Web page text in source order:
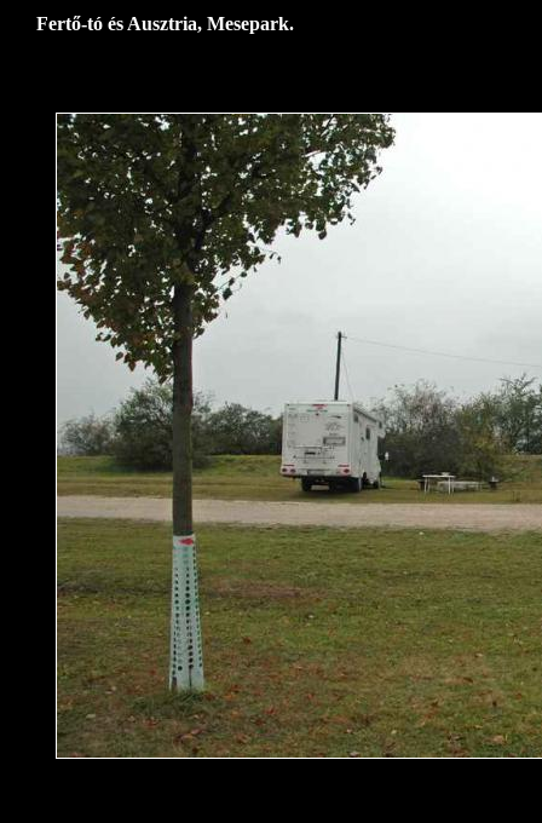
Fertő-tó és Ausztria, Mesepark.